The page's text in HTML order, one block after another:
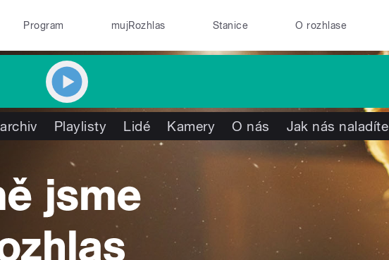
Program mujRozhlas Stanice O rozhlase
Playlisty Lidé Kamery O nás Jak nás naladíte